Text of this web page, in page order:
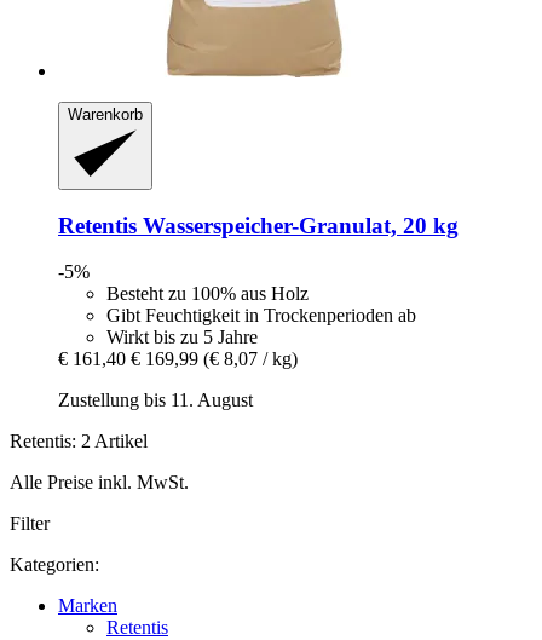
Warenkorb
Retentis Wasserspeicher-​Granulat, 20 kg
-5%
Besteht zu 100% aus Holz
Gibt Feuchtigkeit in Trockenperioden ab
Wirkt bis zu 5 Jahre
€ 161,40 € 169,99 (€ 8,07 / kg)
Zustellung bis 11. August
Retentis: 2 Artikel
Alle Preise inkl. MwSt.
Filter
Kategorien:
Marken
Retentis